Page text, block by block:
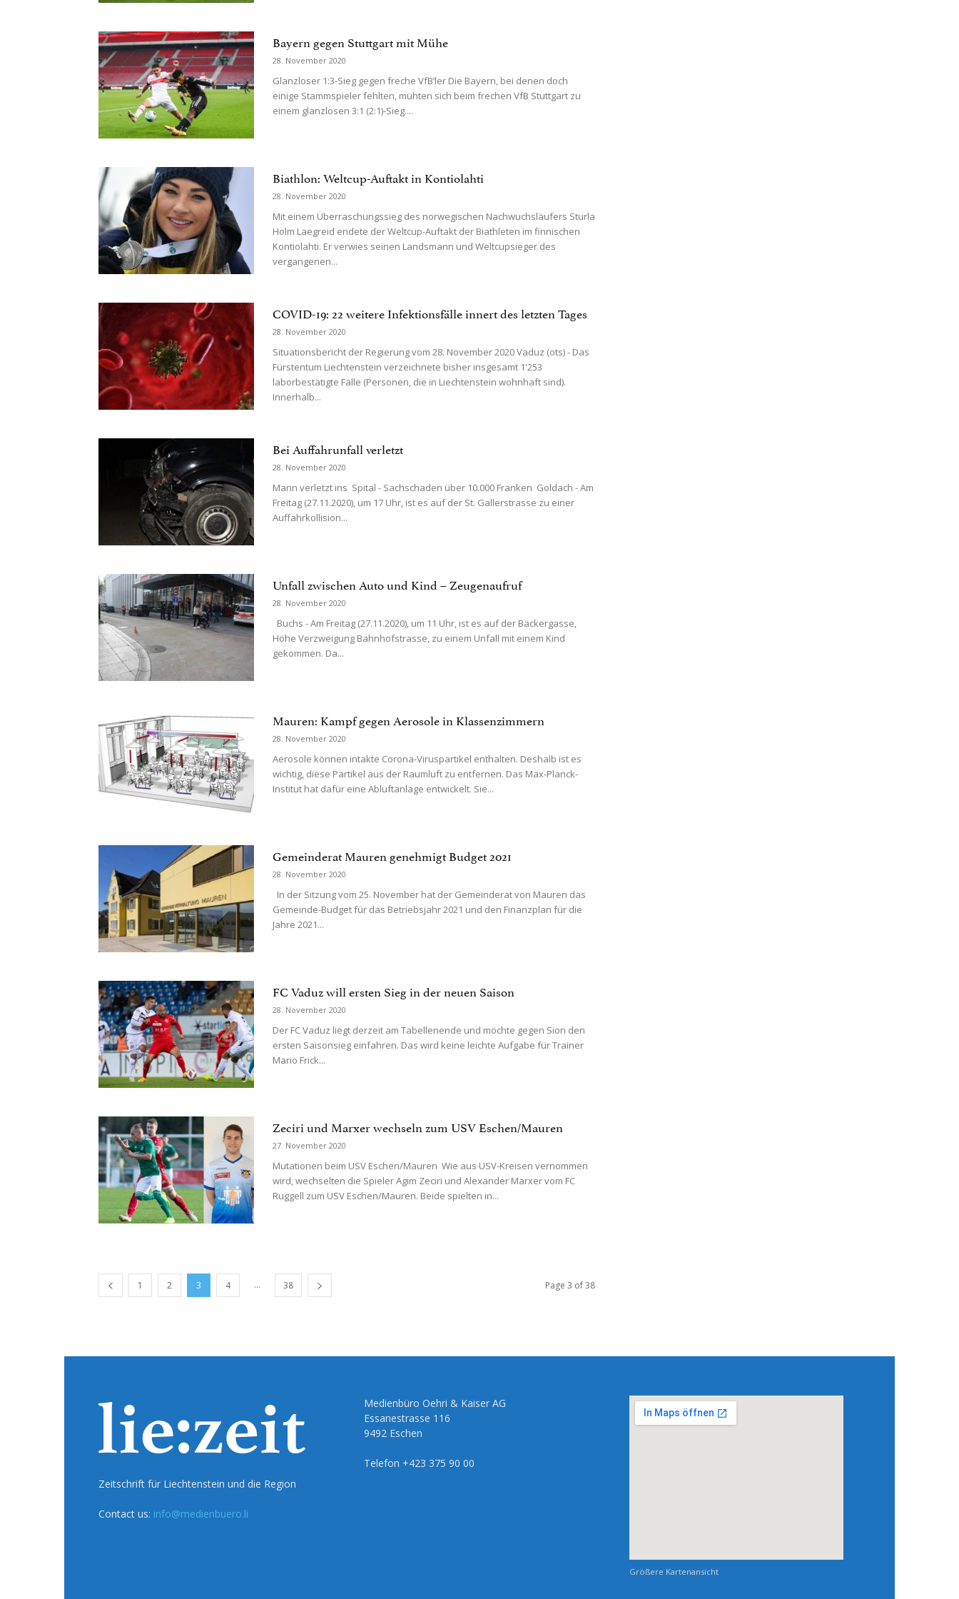
Bayern gegen Stuttgart mit Mühe
28. November 2020
Glanzloser 1:3-Sieg gegen freche VfB’ler Die Bayern, bei denen doch
einige Stammspieler fehlten, mühten sich beim frechen VfB Stuttgart zu
einem glanzlosen 3:1 (2:1)-Sieg....
Biathlon: Weltcup-Auftakt in Kontiolahti
28. November 2020
Mit einem Überraschungssieg des norwegischen Nachwuchsläufers Sturla
Holm Laegreid endete der Weltcup-Auftakt der Biathleten im finnischen
Kontiolahti. Er verwies seinen Landsmann und Weltcupsieger des
vergangenen...
COVID-19: 22 weitere Infektionsfälle innert des letzten Tages
28. November 2020
Situationsbericht der Regierung vom 28. November 2020 Vaduz (ots) - Das
Fürstentum Liechtenstein verzeichnete bisher insgesamt 1'253
laborbestätigte Fälle (Personen, die in Liechtenstein wohnhaft sind).
Innerhalb...
Bei Auffahrunfall verletzt
28. November 2020
Mann verletzt ins Spital - Sachschaden über 10.000 Franken Goldach - Am
Freitag (27.11.2020), um 17 Uhr, ist es auf der St. Gallerstrasse zu einer
Auffahrkollision...
Unfall zwischen Auto und Kind – Zeugenaufruf
28. November 2020
Buchs - Am Freitag (27.11.2020), um 11 Uhr, ist es auf der Bäckergasse,
Höhe Verzweigung Bahnhofstrasse, zu einem Unfall mit einem Kind
gekommen. Da...
Mauren: Kampf gegen Aerosole in Klassenzimmern
28. November 2020
Aerosole können intakte Corona-Viruspartikel enthalten. Deshalb ist es
wichtig, diese Partikel aus der Raumluft zu entfernen. Das Max-Planck-
Institut hat dafür eine Abluftanlage entwickelt. Sie...
Gemeinderat Mauren genehmigt Budget 2021
28. November 2020
In der Sitzung vom 25. November hat der Gemeinderat von Mauren das
Gemeinde-Budget für das Betriebsjahr 2021 und den Finanzplan für die
Jahre 2021...
FC Vaduz will ersten Sieg in der neuen Saison
28. November 2020
Der FC Vaduz liegt derzeit am Tabellenende und möchte gegen Sion den
ersten Saisonsieg einfahren. Das wird keine leichte Aufgabe für Trainer
Mario Frick...
Zeciri und Marxer wechseln zum USV Eschen/Mauren
27. November 2020
Mutationen beim USV Eschen/Mauren Wie aus USV-Kreisen vernommen
wird, wechselten die Spieler Agim Zeciri und Alexander Marxer vom FC
Ruggell zum USV Eschen/Mauren. Beide spielten in...
1 2 3 4 ... 38 Page 3 of 38
Zeitschrift für Liechtenstein und die Region
Contact us: info@medienbuero.li
Medienbüro Oehri & Kaiser AG
Essanestrasse 116
9492 Eschen
Telefon +423 375 90 00
Größere Kartenansicht